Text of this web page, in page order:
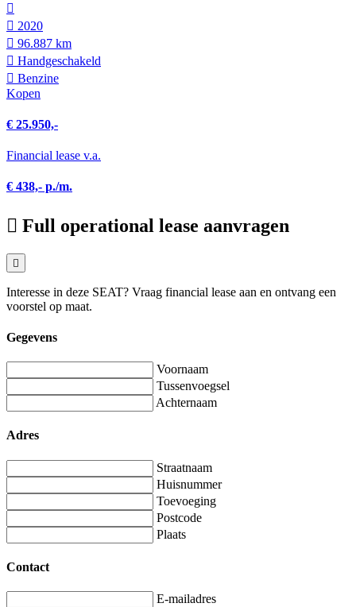
2020
96.887 km
Hand­geschakeld
Benzine
Kopen
€ 25.950,-
Financial lease v.a.
€ 438,- p./m.
Full operational lease aanvragen
Interesse in deze SEAT? Vraag financial lease aan en ontvang een
voorstel op maat.
Gegevens
Voornaam
Tussenvoegsel
Achternaam
Adres
Straatnaam
Huisnummer
Toevoeging
Postcode
Plaats
Contact
E-mailadres